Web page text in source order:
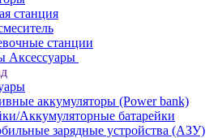
станция
станции
Аксессуары
аккумуляторы (Power bank)
Аккумуляторные батарейки
зарядные устройства (АЗУ)